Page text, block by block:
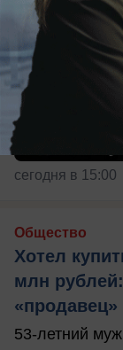
сегодня в 15:00
Общество
Хотел
млн
53-летний